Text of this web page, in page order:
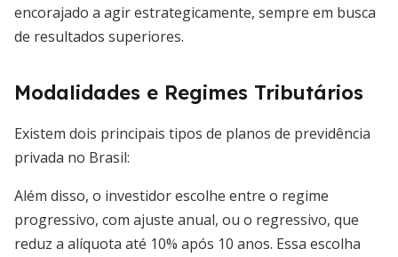
encorajado a agir estrategicamente, sempre em busca
de resultados superiores.
Modalidades e Regimes Tributários
Existem dois principais tipos de planos de previdência
privada no Brasil:
Além disso, o investidor escolhe entre o regime
progressivo, com ajuste anual, ou o regressivo, que
reduz a alíquota até 10% após 10 anos. Essa escolha